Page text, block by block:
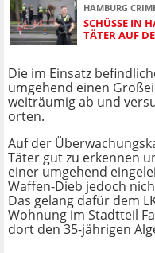
HAMBURG
SCHÜSSE IN
TÄTER AUF
Die im Einsatz
umgehend einen
weiträumig ab und
orten.
Auf der
Täter gut zu erkennen
einer umgehend
Waffen-Dieb jedoch
Das gelang dafür dem
Wohnung im Stadtteil
dort den 35-jährigen